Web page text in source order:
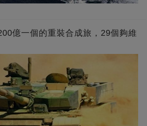
億一個的重裝合成旅，29個夠維